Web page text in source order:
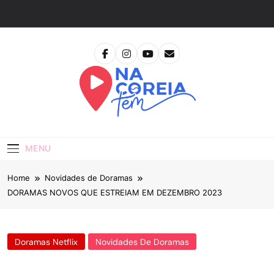
MENU
Home
Novidades de Doramas
DORAMAS NOVOS QUE ESTREIAM EM DEZEMBRO 2023
Doramas Netflix Novidades De Doramas